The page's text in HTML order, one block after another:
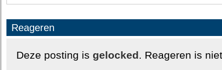
Reageren
Deze posting is gelocked. Reageren is